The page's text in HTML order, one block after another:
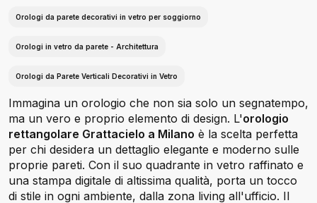
Orologi da parete decorativi in vetro per soggiorno
Orologi in vetro da parete - Architettura
Orologi da Parete Verticali Decorativi in Vetro
Immagina un orologio che non sia solo un segnatempo,
ma un vero e proprio elemento di design. L'orologio
rettangolare Grattacielo a Milano è la scelta perfetta
per chi desidera un dettaglio elegante e moderno sulle
proprie pareti. Con il suo quadrante in vetro raffinato e
una stampa digitale di altissima qualità, porta un tocco
di stile in ogni ambiente, dalla zona living all'ufficio. Il